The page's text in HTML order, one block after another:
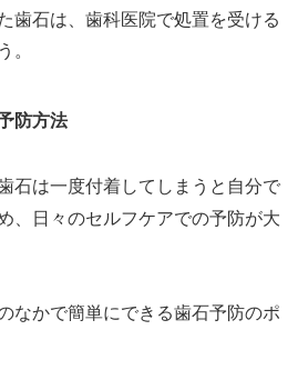
歯石は、歯科医院で処置を受ける
。
防方法
石は一度付着してしまうと自分で
、日々のセルフケアでの予防が大
なかで簡単にできる歯石予防のポ